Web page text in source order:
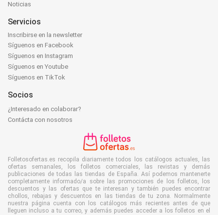
Noticias
Servicios
Inscribirse en la newsletter
Síguenos en Facebook
Síguenos en Instagram
Síguenos en Youtube
Síguenos en TikTok
Socios
¿Interesado en colaborar?
Contácta con nosotros
Folletosofertas.es recopila diariamente todos los catálogos actuales, las
ofertas semanales, los folletos comerciales, las revistas y demás
publicaciones de todas las tiendas de España. Así podemos mantenerte
completamente informado/a sobre las promociones de los folletos, los
descuentos y las ofertas que te interesan y también puedes encontrar
chollos, rebajas y descuentos en las tiendas de tu zona. Normalmente
nuestra página cuenta con los catálogos más recientes antes de que
lleguen incluso a tu correo, y además puedes acceder a los folletos en el